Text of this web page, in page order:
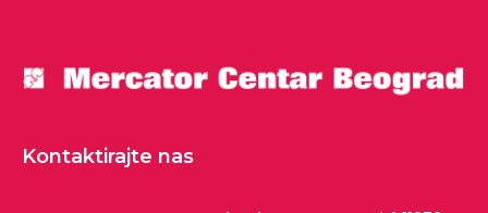
Kontaktirajte nas